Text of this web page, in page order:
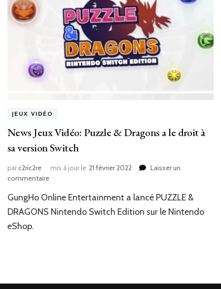
XBox
JEUX VIDÉO
News Jeux Vidéo: Puzzle & Dragons a le droit à
sa version Switch
parc2ric2re mis à jour le 21 février 2022
Laisser un
commentairesur
Jeux
Vidéo:
à
‎GungHo Online Entertainment a lancé ‎‎PUZZLE &
DRAGONS Nintendo Switch Edition‎‎ sur le ‎‎Nintendo
eShop‎‎.